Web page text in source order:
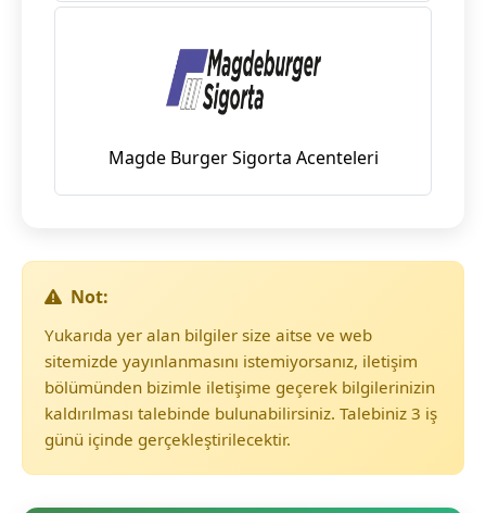
Magde Burger Sigorta Acenteleri
Not:
Yukarıda yer alan bilgiler size aitse ve web
sitemizde yayınlanmasını istemiyorsanız, iletişim
bölümünden bizimle iletişime geçerek bilgilerinizin
kaldırılması talebinde bulunabilirsiniz. Talebiniz 3 iş
günü içinde gerçekleştirilecektir.